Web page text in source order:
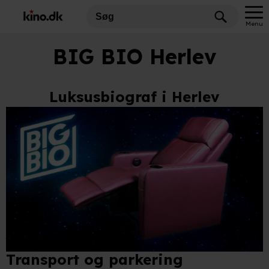
Menu
BIG BIO Herlev
Luksusbiograf i Herlev
Transport og parkering